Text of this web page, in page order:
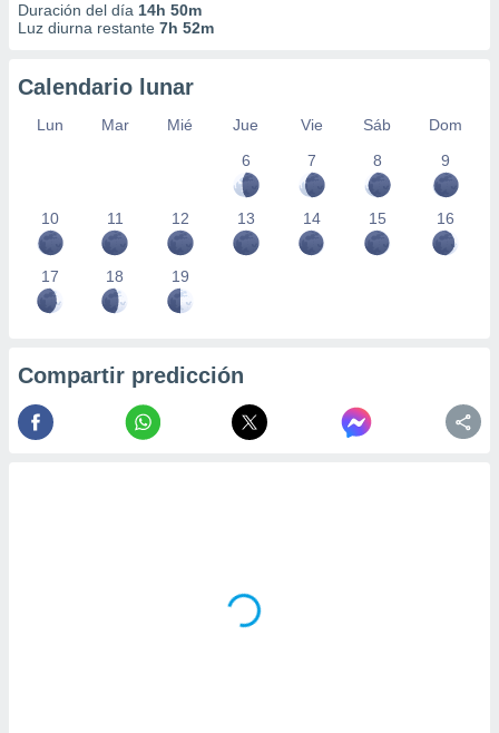
Duración del día 14h 50m
Luz diurna restante 7h 52m
Calendario lunar
Lun Mar Mié Jue Vie Sáb
Dom
6
7 8 9
10 11 12 13 14 15 16
17 18 19
Compartir predicción